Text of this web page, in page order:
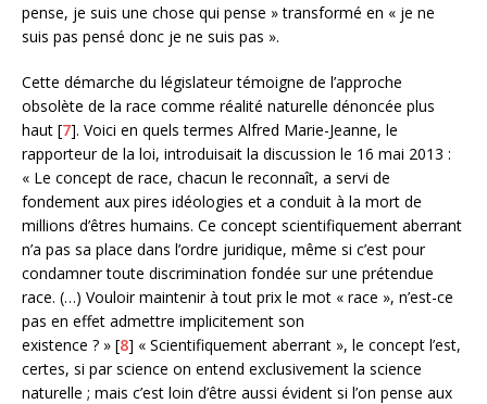
pense, je suis une chose qui pense » transformé en « je ne
suis pas pensé donc je ne suis pas ».
Cette démarche du législateur témoigne de l’approche
obsolète de la race comme réalité naturelle dénoncée plus
haut [7]. Voici en quels termes Alfred Marie-Jeanne, le
rapporteur de la loi, introduisait la discussion le 16 mai 2013 :
« Le concept de race, chacun le reconnaît, a servi de
fondement aux pires idéologies et a conduit à la mort de
millions d’êtres humains. Ce concept scientifiquement aberrant
n’a pas sa place dans l’ordre juridique, même si c’est pour
condamner toute discrimination fondée sur une prétendue
race. (…) Vouloir maintenir à tout prix le mot « race », n’est-ce
pas en effet admettre implicitement son
existence ? » [8] « Scientifiquement aberrant », le concept l’est,
certes, si par science on entend exclusivement la science
naturelle ; mais c’est loin d’être aussi évident si l’on pense aux